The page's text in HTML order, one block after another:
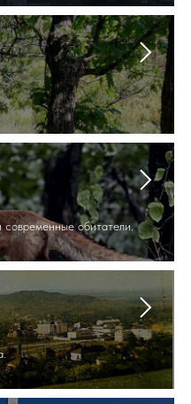
современные обитатели.